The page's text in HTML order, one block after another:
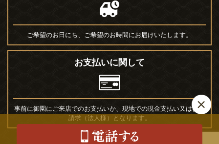
ご希望のお日にち、ご希望のお時間にお届けいたします。
お支払いに関して
事前に御園にご来店でのお支払いか、現地での現金支払い又は後日
請求（法人様）となります。